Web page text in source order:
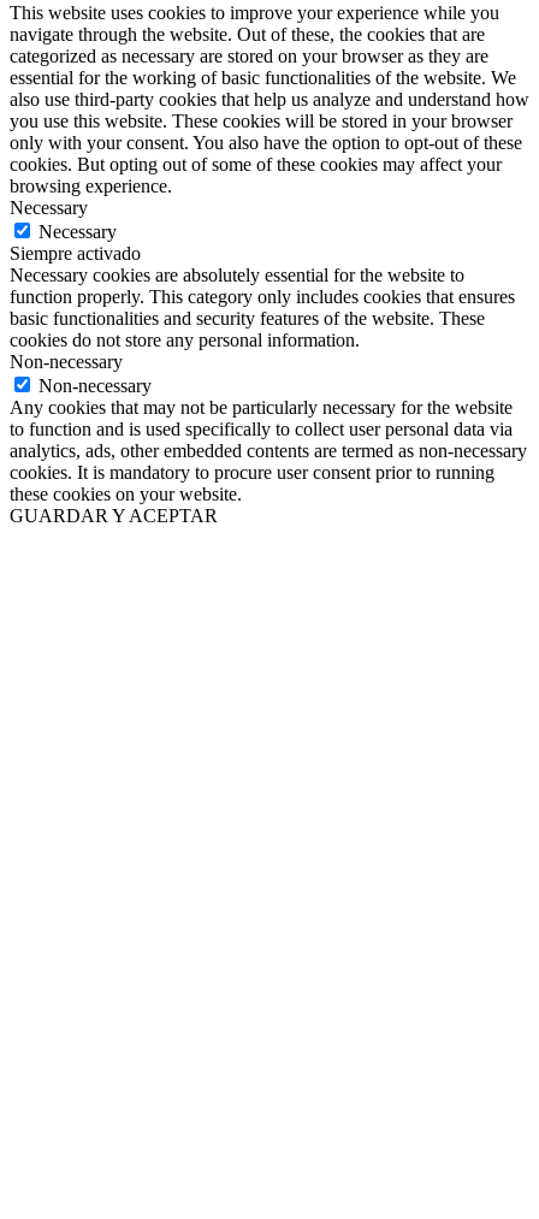
This website uses cookies to improve your experience while you
navigate through the website. Out of these, the cookies that are
categorized as necessary are stored on your browser as they are
essential for the working of basic functionalities of the website. We
also use third-party cookies that help us analyze and understand how
you use this website. These cookies will be stored in your browser
only with your consent. You also have the option to opt-out of these
cookies. But opting out of some of these cookies may affect your
browsing experience.
Necessary
Necessary
Siempre activado
Necessary cookies are absolutely essential for the website to
function properly. This category only includes cookies that ensures
basic functionalities and security features of the website. These
cookies do not store any personal information.
Non-necessary
Non-necessary
Any cookies that may not be particularly necessary for the website
to function and is used specifically to collect user personal data via
analytics, ads, other embedded contents are termed as non-necessary
cookies. It is mandatory to procure user consent prior to running
these cookies on your website.
GUARDAR Y ACEPTAR